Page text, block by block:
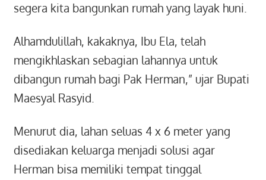
segera kita bangunkan rumah yang layak huni.
Alhamdulillah, kakaknya, Ibu Ela, telah
mengikhlaskan sebagian lahannya untuk
dibangun rumah bagi Pak Herman,” ujar Bupati
Maesyal Rasyid.
Menurut dia, lahan seluas 4 x 6 meter yang
disediakan keluarga menjadi solusi agar
Herman bisa memiliki tempat tinggal